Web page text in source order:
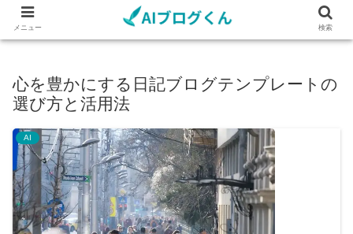
心を豊かにする日記ブログテンプレートの
選び方と活用法
AI
メニュー 検索